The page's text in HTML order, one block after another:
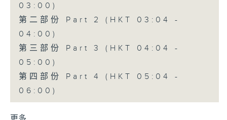
03:00)
第二部份 Part 2 (HKT 03:04 -
04:00)
第三部份 Part 3 (HKT 04:04 -
05:00)
第四部份 Part 4 (HKT 05:04 -
06:00)